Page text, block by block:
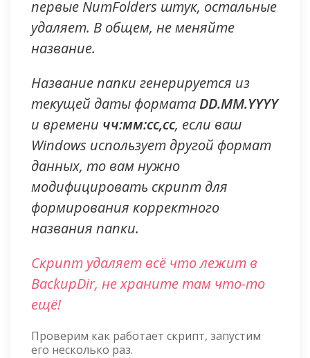
первые NumFolders штук, остальные
удаляет. В общем, не меняйте
название.
Название папки генерируется из
текущей даты форматаDD.MM.YYYY
и времени чч:мм:сс,сс, если ваш
Windows использует другой формат
данных, то вам нужно
модифицировать скрипт для
формирования корректного
названия папки.
Скрипт удаляет всё что лежит в
BackupDir, не храните там что-то
ещё!
Проверим как работает скрипт, запустим
его несколько раз.